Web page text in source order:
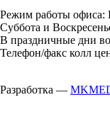
Режим работы офиса:
Суббота и
В праздничные дни
Телефон/факс колл
Разработка —